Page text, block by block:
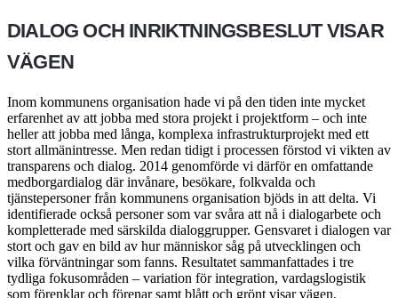
DIALOG OCH INRIKTNINGSBESLUT VISAR
VÄGEN
Inom kommunens organisation hade vi på den tiden inte mycket
erfarenhet av att jobba med stora projekt i projektform – och inte
heller att jobba med långa, komplexa infrastrukturprojekt med ett
stort allmänintresse. Men redan tidigt i processen förstod vi vikten av
transparens och dialog. 2014 genomförde vi därför en omfattande
medborgardialog där invånare, besökare, folkvalda och
tjänstepersoner från kommunens organisation bjöds in att delta. Vi
identifierade också personer som var svåra att nå i dialogarbete och
kompletterade med särskilda dialoggrupper. Gensvaret i dialogen var
stort och gav en bild av hur människor såg på utvecklingen och
vilka förväntningar som fanns. Resultatet sammanfattades i tre
tydliga fokusområden – variation för integration, vardagslogistik
som förenklar och förenar samt blått och grönt visar vägen.